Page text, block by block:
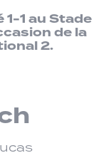
1 au Stade
de la
2.